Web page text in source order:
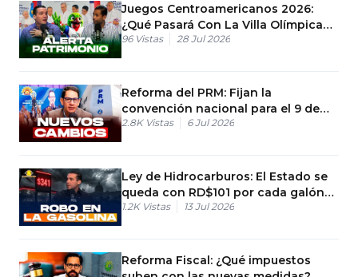
Juegos Centroamericanos 2026:
¿Qué Pasará Con La Villa Olímpica
En RD?
96 Vistas 28 Jul 2026
Reforma del PRM: Fijan la
convención nacional para el 9 de
agosto
2.8K Vistas 6 Jul 2026
Ley de Hidrocarburos: El Estado se
queda con RD$101 por cada galón
de gasolina
1.2K Vistas 13 Jul 2026
Reforma Fiscal: ¿Qué impuestos